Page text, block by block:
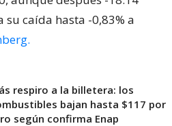
su caída hasta -0,83% a
respiro a la billetera: los
bajan hasta $117 por
según confirma Enap